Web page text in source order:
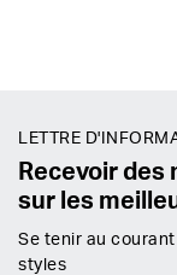
LETTRE
Recevoir
sur les
Se tenir au
styles